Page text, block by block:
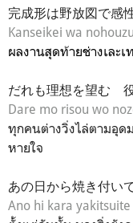
完成形は野放図で感
Kanseikei wa
ผลงานสุดท้ายช่างเละ
だれも理想を望む
Dare mo risou wo
ทุกคนต่างวิ่งไล่ตามอุ
หายใจ
あの日から焼き付い
Ano hi kara